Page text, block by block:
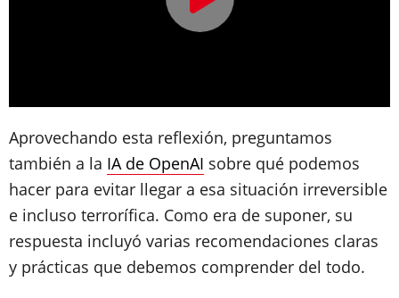
Aprovechando esta reflexión, preguntamos
también a la IA de OpenAI sobre qué podemos
hacer para evitar llegar a esa situación irreversible
e incluso terrorífica. Como era de suponer, su
respuesta incluyó varias recomendaciones claras
y prácticas que debemos comprender del todo.